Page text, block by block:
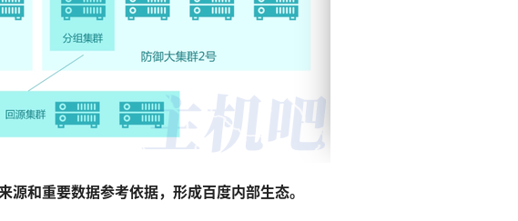
源和重要数据参考依据，形成百度内部生态。